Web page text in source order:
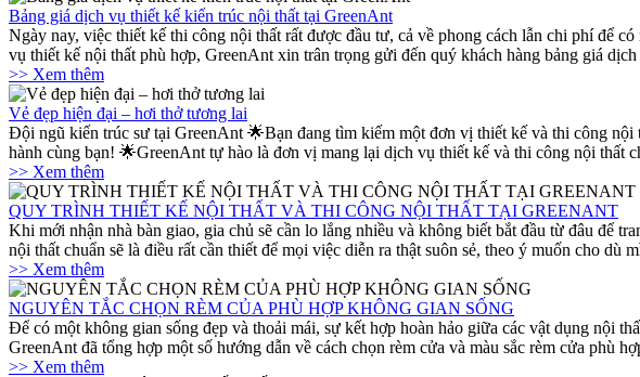
Bảng giá dịch vụ thiết kế kiến trúc nội thất tại GreenAnt
Ngày nay, việc thiết kế thi công nội thất rất được đầu tư, cả về phong cách lẫn chi phí để
vụ thiết kế nội thất phù hợp, GreenAnt xin trân trọng gửi đến quý khách hàng bảng giá
>> Xem thêm
Vẻ đẹp hiện đại – hơi thở tương lai
Đội ngũ kiến trúc sư tại GreenAnt 🌟Bạn đang tìm kiếm một đơn vị thiết kế và thi công
hành cùng bạn! 🌟GreenAnt tự hào là đơn vị mang lại dịch vụ thiết kế và thi công nội
>> Xem thêm
QUY TRÌNH THIẾT KẾ NỘI THẤT VÀ THI CÔNG NỘI THẤT TẠI GREENANT
Khi mới nhận nhà bàn giao, gia chủ sẽ cần lo lắng nhiều và không biết bắt đầu từ đâu để
nội thất chuẩn sẽ là điều rất cần thiết để mọi việc diễn ra thật suôn sẻ, theo ý muốn cho
>> Xem thêm
NGUYÊN TẮC CHỌN RÈM CỦA PHÙ HỢP KHÔNG GIAN SỐNG
Để có một không gian sống đẹp và thoải mái, sự kết hợp hoàn hảo giữa các vật dụng nội
GreenAnt đã tổng hợp một số hướng dẫn về cách chọn rèm cửa và màu sắc rèm cửa phù
>> Xem thêm